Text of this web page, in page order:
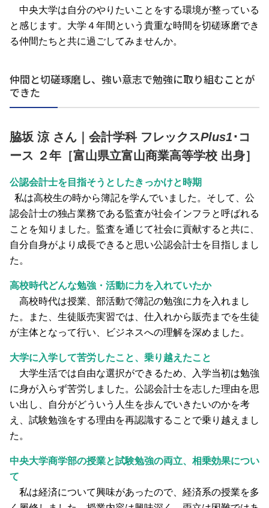
中央大学は自分のやりたいことをする環境が整っている
と感じます。大学４年間という貴重な時間を切磋琢磨でき
る仲間たちと共に過ごしてみませんか。
仲間と切磋琢磨し、強い意志で勉強に取り組むことが
できた
脇坂 涼 さん｜会計学科 フレックスPlus1･コ
ース ２年［富山県立富山商業高等学校 出身］
公認会計士を目指そうとしたきっかけと時期
私は高校生の時から簿記を学んでいました。そして、公
認会計士の独占業務である監査が社会インフラと呼ばれる
ことを知りました。監査を通じて社会に貢献すると共に、
自分自身がより成長できると思い公認会計士を目指しまし
た。
高校時代どんな勉強・活動に力を入れていたか
高校時代は授業、部活動で簿記の勉強に力を入れまし
た。また、生徒販売実習では、仕入れから販売までを生徒
が主体となって行い、ビジネスへの理解を深めました。
大学に入学して苦労したこと、乗り越えたこと
大学生活では自由な選択ができるため、入学当初は勉強
に身が入らず苦労しました。公認会計士を志した理由を思
い出し、自分がどういう人生を歩んでいきたいのかを考
え、試験勉強をする理由を再認識することで乗り越えまし
た。
中央大学商学部の授業と試験勉強の両立、相乗効果につい
て
私は経済について興味があったので、経済系の授業を多